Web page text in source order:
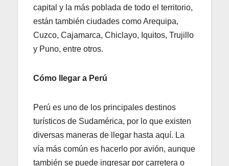
capital y la más poblada de todo el territorio,
están también ciudades como Arequipa,
Cuzco, Cajamarca, Chiclayo, Iquitos, Trujillo
y Puno, entre otros.
Cómo llegar a Perú
Perú es uno de los principales destinos
turísticos de Sudamérica, por lo que existen
diversas maneras de llegar hasta aquí. La
vía más común es hacerlo por avión, aunque
también se puede ingresar por carretera o